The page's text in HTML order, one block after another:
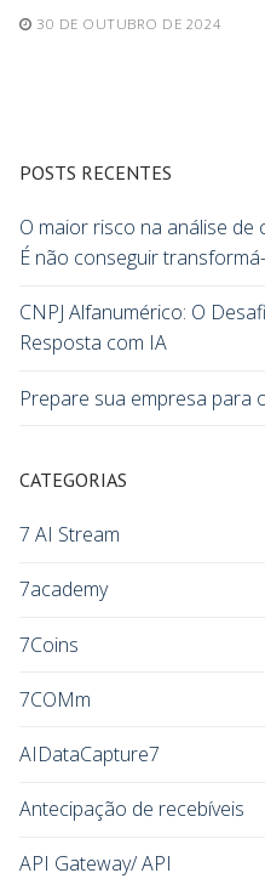
30 DE OUTUBRO DE 2024
POSTS RECENTES
O maior risco na análise
É não conseguir
CNPJ Alfanumérico: O
Resposta com IA
Prepare sua empresa para
CATEGORIAS
7 AI Stream
7academy
7Coins
7COMm
AIDataCapture7
Antecipação de recebíveis
API Gateway/ API